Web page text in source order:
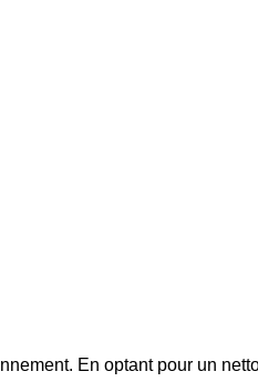
En optant pour un